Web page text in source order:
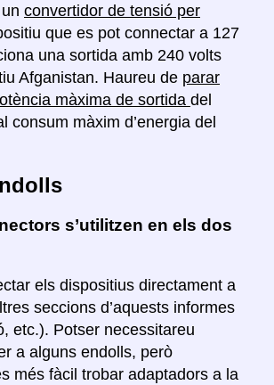
convertidor de tensió per
que es pot connectar a 127
una sortida amb 240 volts
Afganistan. Haureu de parar
màxima de sortida del
consum màxim d’energia del
s’utilitzen en els dos
els dispositius directament a
seccions d’aquests informes
etc.). Potser necessitareu
a alguns endolls, però
més fàcil trobar adaptadors a la